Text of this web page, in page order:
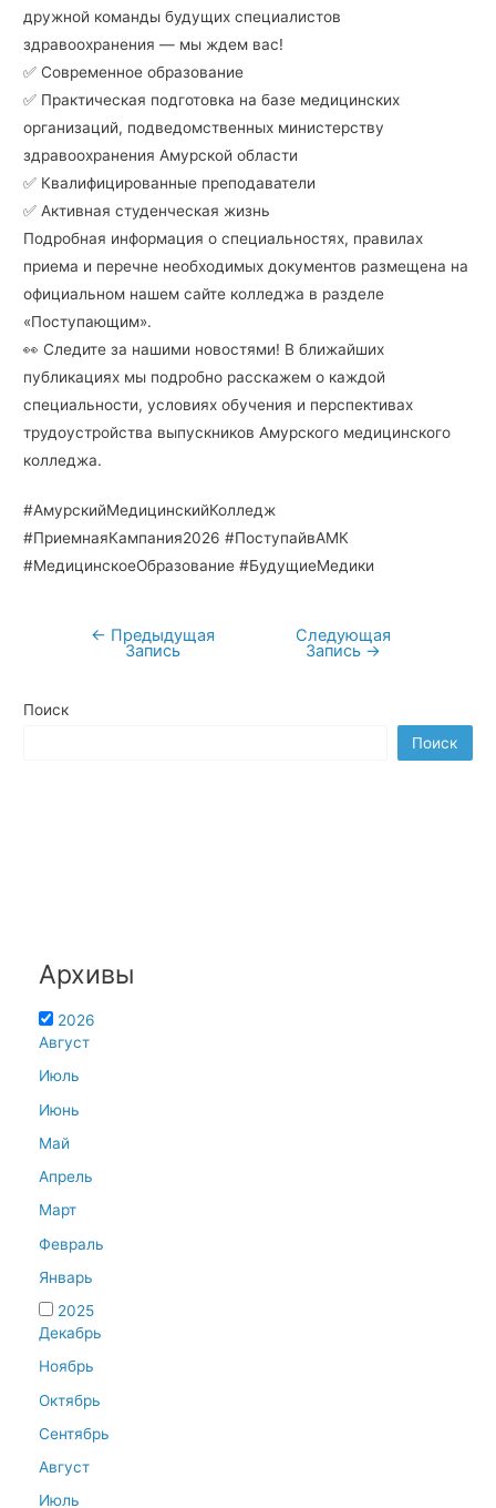
дружной команды будущих специалистов
здравоохранения — мы ждем вас!
✅ Современное образование
✅ Практическая подготовка на базе медицинских
организаций, подведомственных министерству
здравоохранения Амурской области
✅ Квалифицированные преподаватели
✅ Активная студенческая жизнь
Подробная информация о специальностях, правилах
приема и перечне необходимых документов размещена на
официальном нашем сайте колледжа в разделе
«Поступающим».
👀 Следите за нашими новостями! В ближайших
публикациях мы подробно расскажем о каждой
специальности, условиях обучения и перспективах
трудоустройства выпускников Амурского медицинского
колледжа.
#АмурскийМедицинскийКолледж
#ПриемнаяКампания2026 #ПоступайвАМК
#МедицинскоеОбразование #БудущиеМедики
Навигация
← Предыдущая
Запись
Следующая
Запись →
Поиск
Поиск
Архивы
2026
Август
Июль
Июнь
Май
Апрель
Март
Февраль
Январь
2025
Декабрь
Ноябрь
Октябрь
Сентябрь
Август
Июль